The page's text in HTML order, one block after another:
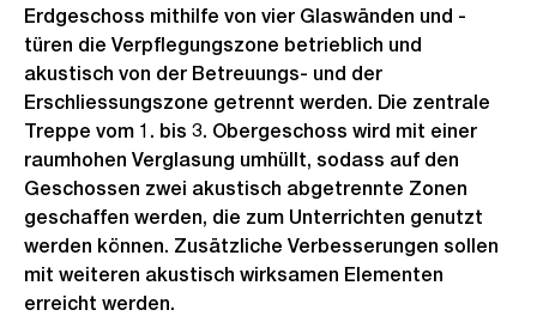
Erdgeschoss mithilfe von vier Glaswänden und -
türen die Verpflegungszone betrieblich und
akustisch von der Betreuungs- und der
Erschliessungszone getrennt werden. Die zentrale
Treppe vom 1. bis 3. Obergeschoss wird mit einer
raumhohen Verglasung umhüllt, sodass auf den
Geschossen zwei akustisch abgetrennte Zonen
geschaffen werden, die zum Unterrichten genutzt
werden können. Zusätzliche Verbesserungen sollen
mit weiteren akustisch wirksamen Elementen
erreicht werden.